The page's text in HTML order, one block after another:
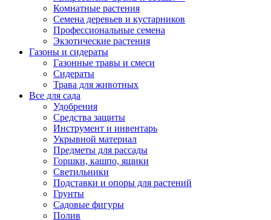
Комнатные растения
Семена деревьев и кустарников
Профессиональные семена
Экзотические растения
Газоны и сидераты
Газонные травы и смеси
Сидераты
Трава для животных
Все для сада
Удобрения
Средства защиты
Инструмент и инвентарь
Укрывной материал
Предметы для рассады
Горшки, кашпо, ящики
Светильники
Подставки и опоры для растений
Грунты
Садовые фигуры
Полив